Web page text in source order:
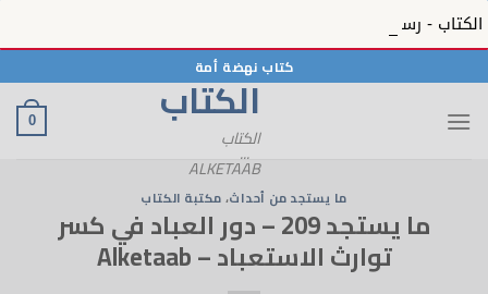
للمحتوى
كتاب نهضة أمة
الكتاب
الكتاب
...
ALKETAAB
0
ما يستجد من أحداث،مكتبة الكتاب
ما يستجد 209 – دور العباد في كسر
توارث الاستعباد – Alketaab